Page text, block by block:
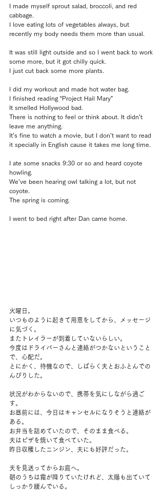
I made myself sprout salad, broccoli, and red
cabbage.
I love eating lots of vegetables always, but
recently my body needs them more than usual.
It was still light outside and so I went back to work
some more, but it got chilly quick.
I just cut back some more plants.
I did my workout and made hot water bag.
I finished reading “Project Hail Mary”
It smelled Hollywood bad.
There is nothing to feel or think about. It didn’t
leave me anything.
It’s fine to watch a movie, but I don’t want to read
it specially in English cause it takes me long time.
I ate some snacks 9:30 or so and heard coyote
howling.
We’ve been hearing owl talking a lot, but not
coyote.
The spring is coming.
I went to bed right after Dan came home.
火曜日。
いつものように起きて用意をしてから、メッセージ
に気づく。
またトレイラーが到着していないらしい。
今度はドライバーさんと連絡がつかないということ
で、心配だ。
とにかく、待機なので、しばらく夫とおふとんでの
んびりした。
状況がわからないので、携帯を気にしながら過ご
す。
お昼前には、今日はキャンセルになりそうと連絡が
ある。
お弁当を詰めていたので、そのまま食べる。
夫はピザを焼いて食べていた。
昨日収穫したニンジン、夫にも好評だった。
夫を見送ってからお庭へ。
朝のうちは霜が降りていたけれど、太陽も出ていて
しっかり緩んでいる。